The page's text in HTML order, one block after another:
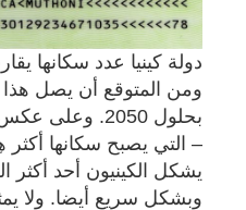
ومن المتوقع أن يصل هذا
بحلول 2050.
– التي يصبح سكانها
يشكل الكينيون أحد أكثر
وبشكل سريع أيضا. ولا